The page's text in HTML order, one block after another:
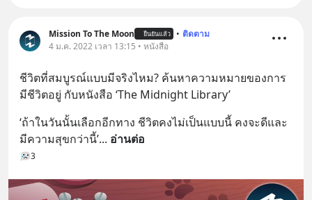
Mission To The Moon ยืนยันแล้ว • ติดตาม
4 ม.ค. 2022 เวลา 13:15 • หนังสือ
ชีวิตที่สมบูรณ์แบบมีจริงไหม? ค้นหาความหมายของการ
มีชีวิตอยู่ กับหนังสือ ‘The Midnight Library’
‘ถ้าในวันนั้นเลือกอีกทาง ชีวิตคงไม่เป็นแบบนี้ คงจะดีและ
มีความสุขกว่านี้’... อ่านต่อ
3